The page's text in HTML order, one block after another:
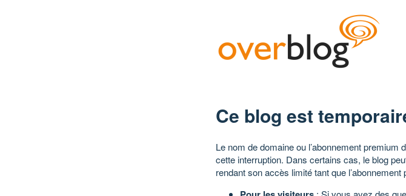
Ce blog est
Le nom de domaine ou l’abonnement premium
cette interruption. Dans certains cas, le blog
rendant son accès limité tant que l’abonnement